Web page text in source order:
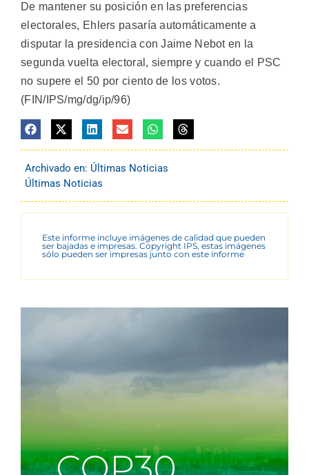
De mantener su posición en las preferencias
electorales, Ehlers pasaría automáticamente a
disputar la presidencia con Jaime Nebot en la
segunda vuelta electoral, siempre y cuando el PSC
no supere el 50 por ciento de los votos.
(FIN/IPS/mg/dg/ip/96)
Archivado en: Últimas Noticias
Últimas Noticias
Este informe incluye imágenes de calidad que pueden
ser bajadas e impresas. Copyright IPS, estas imágenes
sólo pueden ser impresas junto con este informe